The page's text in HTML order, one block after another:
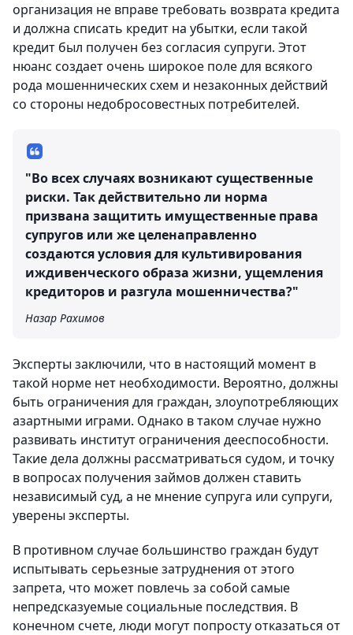
организация не вправе требовать возврата кредита
и должна списать кредит на убытки, если такой
кредит был получен без согласия супруги. Этот
нюанс создает очень широкое поле для всякого
рода мошеннических схем и незаконных действий
со стороны недобросовестных потребителей.
"Во всех случаях возникают существенные
риски. Так действительно ли норма
призвана защитить имущественные права
супругов или же целенаправленно
создаются условия для культивирования
иждивенческого образа жизни, ущемления
кредиторов и разгула мошенничества?"
Назар Рахимов
Эксперты заключили, что в настоящий момент в
такой норме нет необходимости. Вероятно, должны
быть ограничения для граждан, злоупотребляющих
азартными играми. Однако в таком случае нужно
развивать институт ограничения дееспособности.
Такие дела должны рассматриваться судом, и точку
в вопросах получения займов должен ставить
независимый суд, а не мнение супруга или супруги,
уверены эксперты.
В противном случае большинство граждан будут
испытывать серьезные затруднения от этого
запрета, что может повлечь за собой самые
непредсказуемые социальные последствия. В
конечном счете, люди могут попросту отказаться от